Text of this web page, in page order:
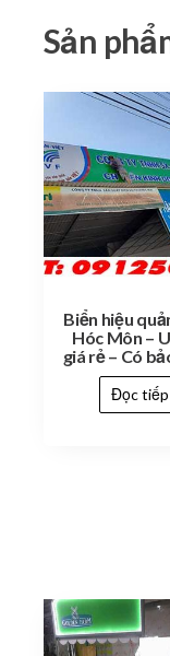
Sản
Biển hiệu
Hóc Môn –
giá rẻ – Có
Đọc tiếp